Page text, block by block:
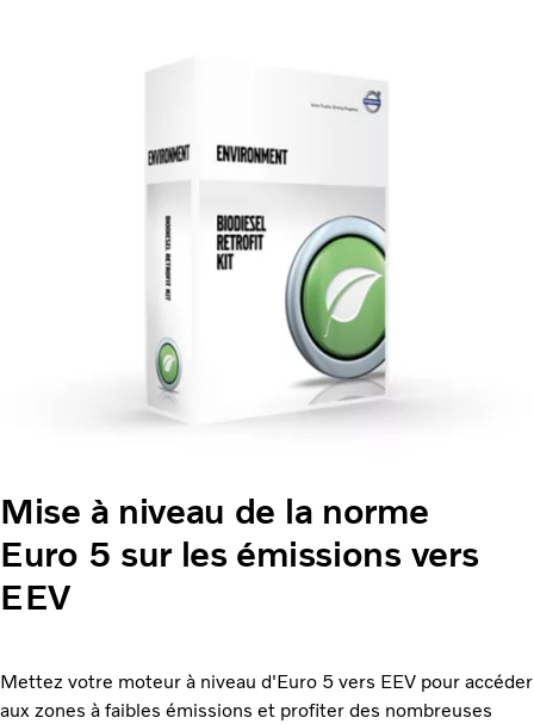
Mise à niveau de la norme
Euro 5 sur les émissions vers
EEV
Mettez votre moteur à niveau d'Euro 5 vers EEV pour accéder
aux zones à faibles émissions et profiter des nombreuses